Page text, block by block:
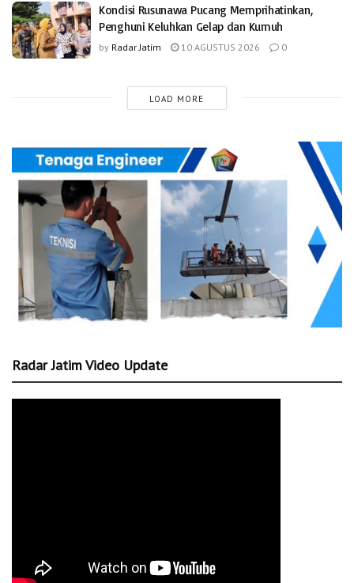
Kondisi Rusunawa Pucang Memprihatinkan,
Penghuni Keluhkan Gelap dan Kumuh
by Radar Jatim 10 AGUSTUS 2026 0
LOAD MORE
Radar Jatim Video Update